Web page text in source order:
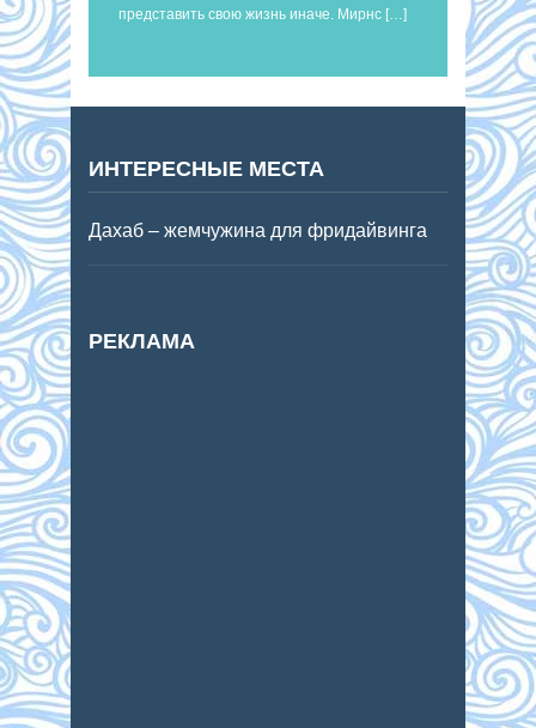
представить свою жизнь иначе. Мирнс […]
ИНТЕРЕСНЫЕ МЕСТА
Дахаб – жемчужина для фридайвинга
РЕКЛАМА